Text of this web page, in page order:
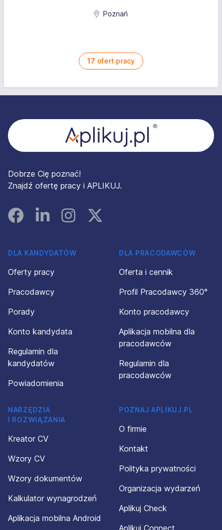
Poznań
17 ofert pracy
Dobrze Cię poznać!
Znajdź ofertę pracy i APLIKUJ.
FacebookLinked InInstagramInstagram
DLA KANDYDATÓW
Oferty pracy
Pracodawcy
Porady
Konto kandydata
Regulamin dla
kandydatów
Powiadomienia
DLA PRACODAWCÓW
Oferta i cennik
Profil Pracodawcy 360°
Konto pracodawcy
Aplikacja mobilna dla
pracodawców
Regulamin dla
pracodawców
NARZĘDZIA
I ROZWIĄZANIA
Kreator CV
Wzory CV
Wzory dokumentów
Kalkulator wynagrodzeń
Aplikacja mobilna Android
POZNAJ APLIKUJ.PL
O firmie
Kontakt
Polityka prywatności
Organizacja wydarzeń
Aplikuj Check
Aplikuj Connect